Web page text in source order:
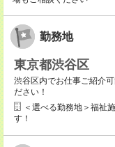
勤務地
東京都渋谷区
渋谷区内でお仕事ご紹介
ださい！
＜選べる勤務地＞福
す！